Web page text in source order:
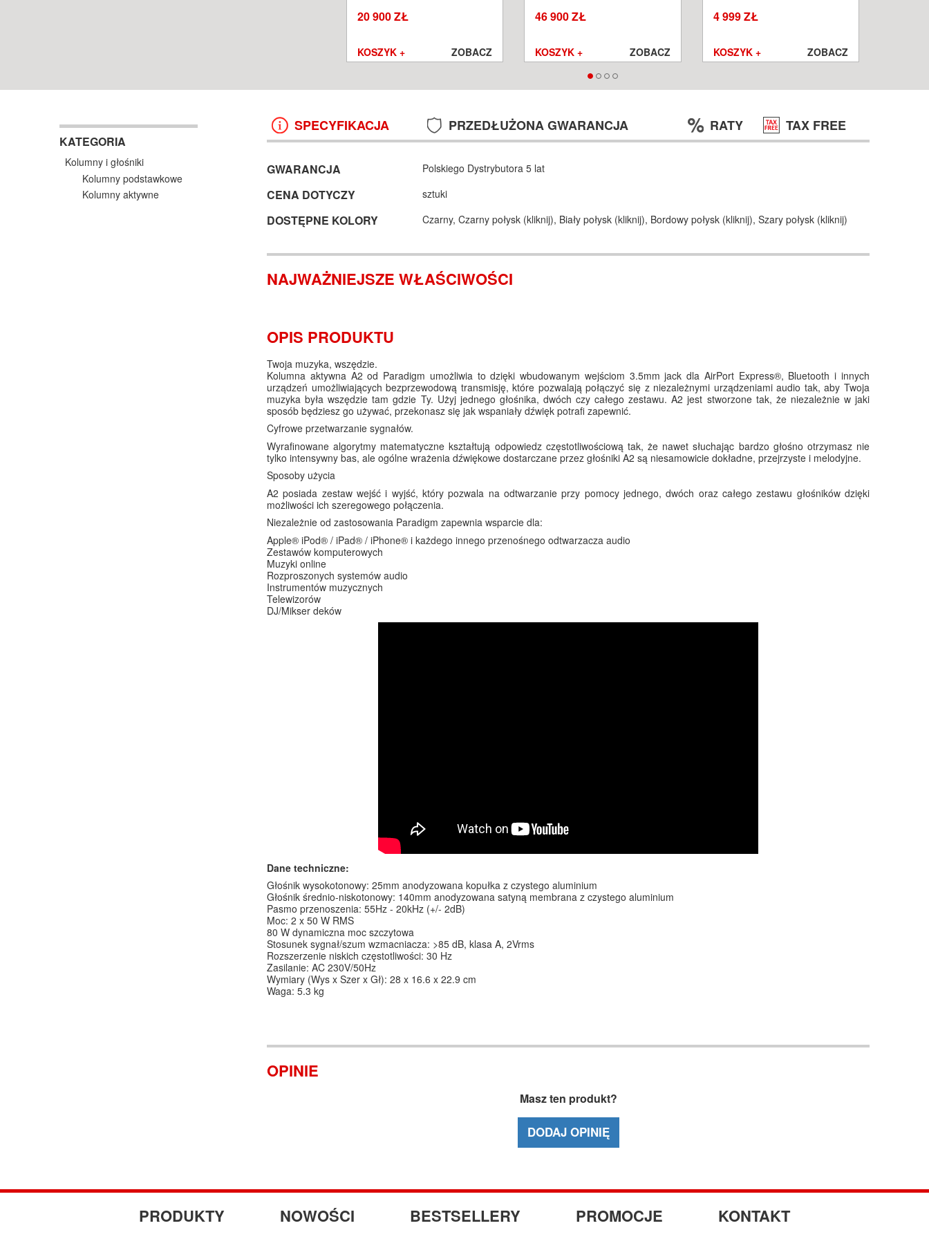
20 900 ZŁ
KOSZYK + ZOBACZ
46 900 ZŁ
KOSZYK + ZOBACZ
4 999 ZŁ
KOSZYK + ZOBACZ
KATEGORIA
Kolumny i głośniki
Kolumny podstawkowe
Kolumny aktywne
SPECYFIKACJA PRZEDŁUŻONA GWARANCJA RATY TAX FREE
GWARANCJA Polskiego Dystrybutora 5 lat
CENA DOTYCZY sztuki
DOSTĘPNE KOLORY Czarny, Czarny połysk (kliknij), Biały połysk (kliknij), Bordowy połysk (kliknij), Szary połysk (kliknij)
NAJWAŻNIEJSZE WŁAŚCIWOŚCI
OPIS PRODUKTU
Twoja muzyka, wszędzie.
Kolumna aktywna A2 od Paradigm umożliwia to dzięki wbudowanym wejściom 3.5mm jack dla AirPort Express®, Bluetooth i innych
urządzeń umożliwiających bezprzewodową transmisję, które pozwalają połączyć się z niezależnymi urządzeniami audio tak, aby Twoja
muzyka była wszędzie tam gdzie Ty. Użyj jednego głośnika, dwóch czy całego zestawu. A2 jest stworzone tak, że niezależnie w jaki
sposób będziesz go używać, przekonasz się jak wspaniały dźwięk potrafi zapewnić.
Cyfrowe przetwarzanie sygnałów.
Wyrafinowane algorytmy matematyczne kształtują odpowiedz częstotliwościową tak, że nawet słuchając bardzo głośno otrzymasz nie
tylko intensywny bas, ale ogólne wrażenia dźwiękowe dostarczane przez głośniki A2 są niesamowicie dokładne, przejrzyste i melodyjne.
Sposoby użycia
A2 posiada zestaw wejść i wyjść, który pozwala na odtwarzanie przy pomocy jednego, dwóch oraz całego zestawu głośników dzięki
możliwości ich szeregowego połączenia.
Niezależnie od zastosowania Paradigm zapewnia wsparcie dla:
Apple® iPod® / iPad® / iPhone® i każdego innego przenośnego odtwarzacza audio
Zestawów komputerowych
Muzyki online
Rozproszonych systemów audio
Instrumentów muzycznych
Telewizorów
DJ/Mikser deków
Dane techniczne:
Głośnik wysokotonowy: 25mm anodyzowana kopułka z czystego aluminium
Głośnik średnio-niskotonowy: 140mm anodyzowana satyną membrana z czystego aluminium
Pasmo przenoszenia: 55Hz - 20kHz (+/- 2dB)
Moc: 2 x 50 W RMS
80 W dynamiczna moc szczytowa
Stosunek sygnał/szum wzmacniacza: >85 dB, klasa A, 2Vrms
Rozszerzenie niskich częstotliwości: 30 Hz
Zasilanie: AC 230V/50Hz
Wymiary (Wys x Szer x Gł): 28 x 16.6 x 22.9 cm
Waga: 5.3 kg
OPINIE
Masz ten produkt?
DODAJ OPINIĘ
PRODUKTY NOWOŚCI BESTSELLERY PROMOCJE KONTAKT